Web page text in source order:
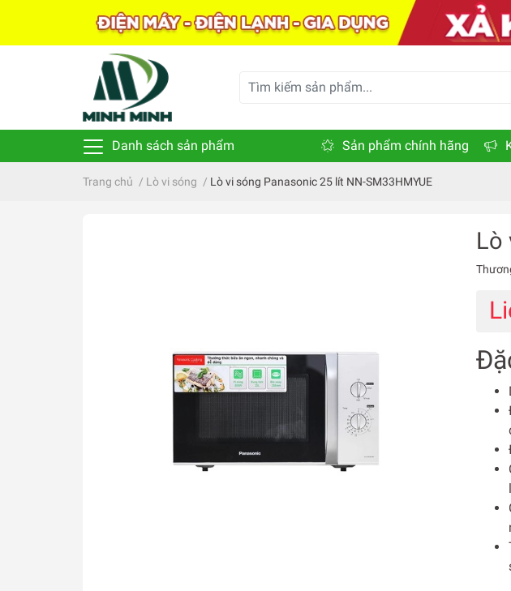
Danh sách sản phẩm Sản phẩm chính hãng
Trang chủ / Lò vi sóng / Lò vi sóng Panasonic 25 lít NN-SM33HMYUE
Lò